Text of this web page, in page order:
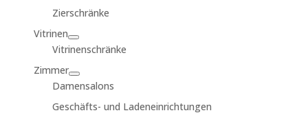
Zierschränke
Vitrinen
Vitrinenschränke
Zimmer
Damensalons
Geschäfts- und Ladeneinrichtungen